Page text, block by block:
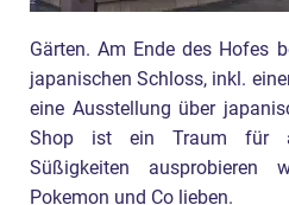
Gärten. Am Ende des Hofes
japanischen Schloss, inkl.
eine Ausstellung über
Shop ist ein Traum für
Süßigkeiten
Pokemon und Co lieben.